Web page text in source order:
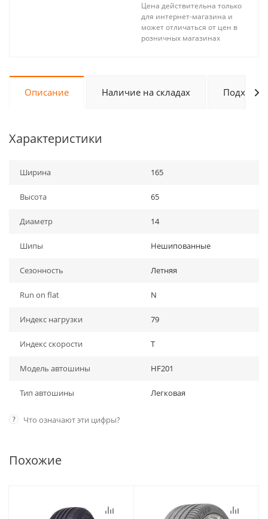
Цена действительна только
для интернет-магазина и
может отличаться от цен в
розничных магазинах
Описание Наличие на складах Подходит
Характеристики
Ширина 165
Высота 65
Диаметр 14
Шипы Нешипованные
Сезонность Летняя
Run on flat N
Индекс нагрузки 79
Индекс скорости T
Модель автошины HF201
Тип автошины Легковая
? Что означают эти цифры?
Похожие